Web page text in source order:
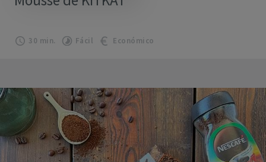
30 min. Fácil Económico